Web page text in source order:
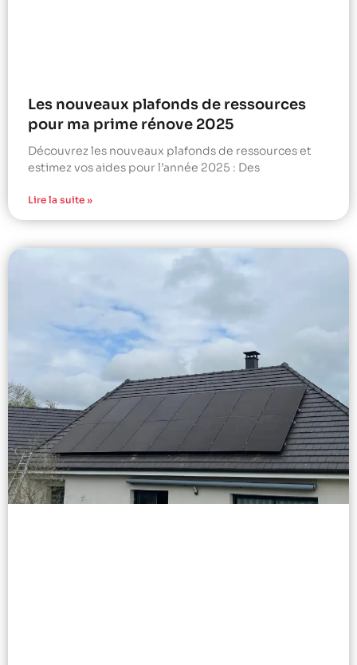
Les nouveaux plafonds de ressources
pour ma prime rénove 2025
Découvrez les nouveaux plafonds de ressources et
estimez vos aides pour l’année 2025 : Des
Lire la suite »